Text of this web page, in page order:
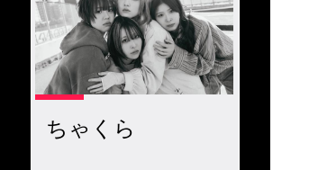
ちゃくら